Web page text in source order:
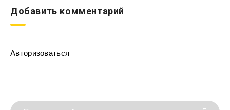
Добавить комментарий
Авторизоваться